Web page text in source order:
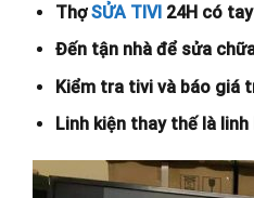
ThợSỬA TIVI24H có tay
Đến tận nhà để sửa
Kiểm tra tivi và báo giá
Linh kiện thay thế là